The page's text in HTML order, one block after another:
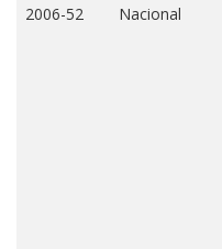
2006-52 Nacional